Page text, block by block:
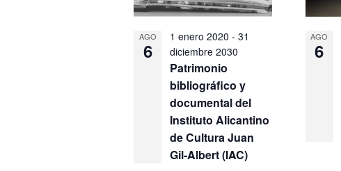
AGO
6
Patrimonio
bibliográfico y
documental del
Instituto Alicantino
de Cultura Juan
Gil-Albert (IAC)
1 enero 2020 -31
diciembre 2030
AGO
6